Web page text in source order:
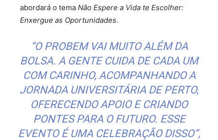
abordará o tema Não Espere a Vida te Escolher:
Enxergue as Oportunidades.
“O PROBEM VAI MUITO ALÉM DA
BOLSA. A GENTE CUIDA DE CADA UM
COM CARINHO, ACOMPANHANDO A
JORNADA UNIVERSITÁRIA DE PERTO,
OFERECENDO APOIO E CRIANDO
PONTES PARA O FUTURO. ESSE
EVENTO É UMA CELEBRAÇÃO DISSO”,